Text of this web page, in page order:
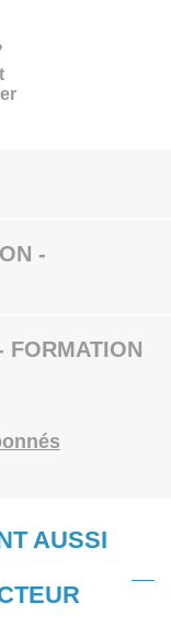
-
FORMATION
AUSSI